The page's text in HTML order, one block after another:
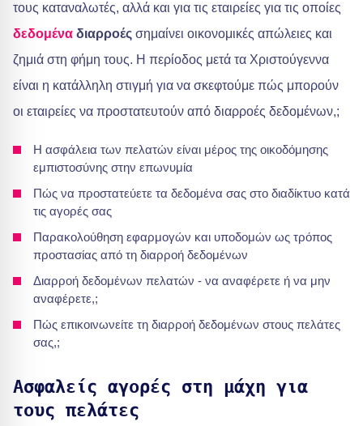
τους καταναλωτές, αλλά και για τις εταιρείες για τις οποίες
δεδομένα διαρροές σημαίνει οικονομικές απώλειες και
ζημιά στη φήμη τους. Η περίοδος μετά τα Χριστούγεννα
είναι η κατάλληλη στιγμή για να σκεφτούμε πώς μπορούν
οι εταιρείες να προστατευτούν από διαρροές δεδομένων,;
Η ασφάλεια των πελατών είναι μέρος της οικοδόμησης
εμπιστοσύνης στην επωνυμία
Πώς να προστατεύετε τα δεδομένα σας στο διαδίκτυο κατά
τις αγορές σας
Παρακολούθηση εφαρμογών και υποδομών ως τρόπος
προστασίας από τη διαρροή δεδομένων
Διαρροή δεδομένων πελατών - να αναφέρετε ή να μην
αναφέρετε,;
Πώς επικοινωνείτε τη διαρροή δεδομένων στους πελάτες
σας,;
Ασφαλείς αγορές στη μάχη για
τους πελάτες